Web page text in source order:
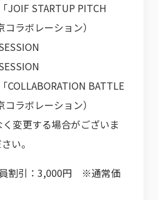
STARTUP PITCH
ラボレーション）
BATTLE
ラボレーション）
更する場合がございま
い。
割引：3,000円 ※通常価